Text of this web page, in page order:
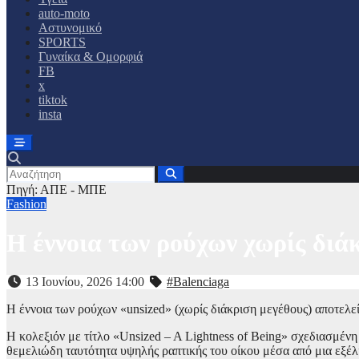
auto-moto
Αστυνομικό
SPORTS
Γυναίκα & Ομορφιά
FB
x
tiktok
insta
Πηγή: ΑΠΕ - ΜΠΕ
Fashion
13 Ιουνίου, 2026 14:00
#Balenciaga
Η έννοια των ρούχων «unsized» (χωρίς διάκριση μεγέθους)
H κολεξιόν με τίτλο «Unsized – A Lightness of Being»
θεμελιώδη ταυτότητα υψηλής ραπτικής του οίκου μέσα από μια